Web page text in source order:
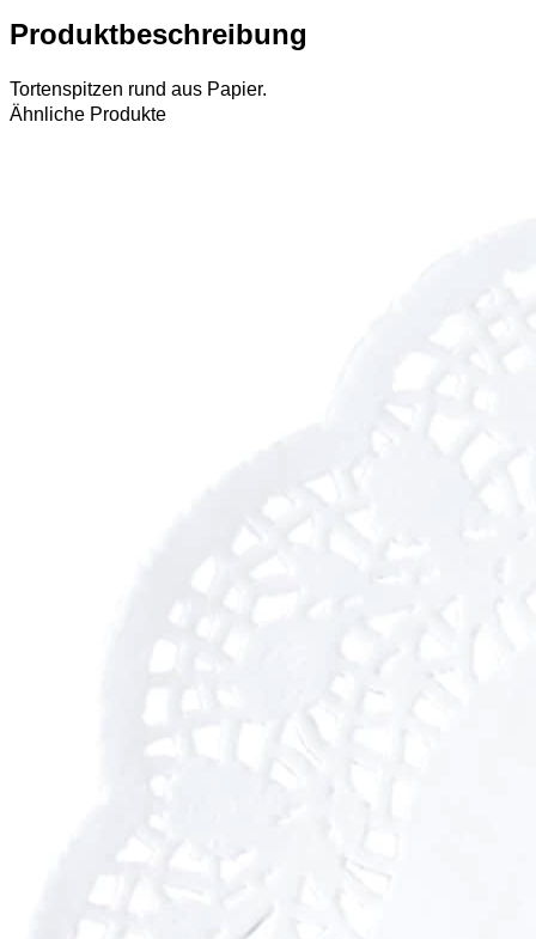
Produktbeschreibung
Tortenspitzen rund aus Papier.
Ähnliche Produkte